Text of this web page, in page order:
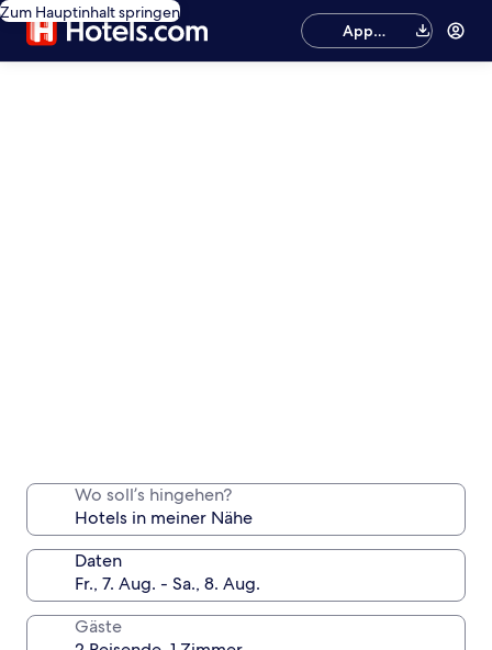
Zum Hauptinhalt springen
App
herunterladen
Wo soll’s hingehen?
Daten
Gäste